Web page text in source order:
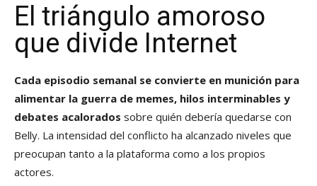
El triángulo amoroso
que divide Internet
Cada episodio semanal se convierte en munición para
alimentar la guerra de memes, hilos interminables y
debates acalorados sobre quién debería quedarse con
Belly. La intensidad del conflicto ha alcanzado niveles que
preocupan tanto a la plataforma como a los propios
actores.